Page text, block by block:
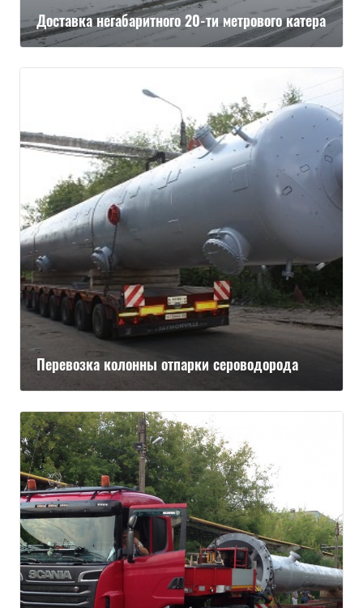
Доставка негабаритного 20-ти метрового катера
Перевозка колонны отпарки сероводорода